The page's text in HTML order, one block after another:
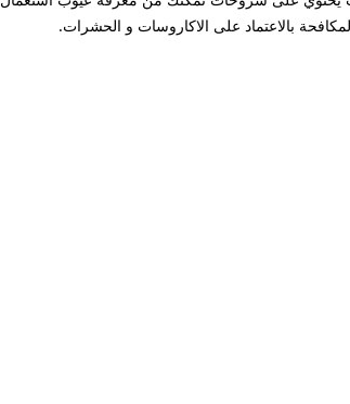
بالاعتماد على الاكاروسات و الحشرات.